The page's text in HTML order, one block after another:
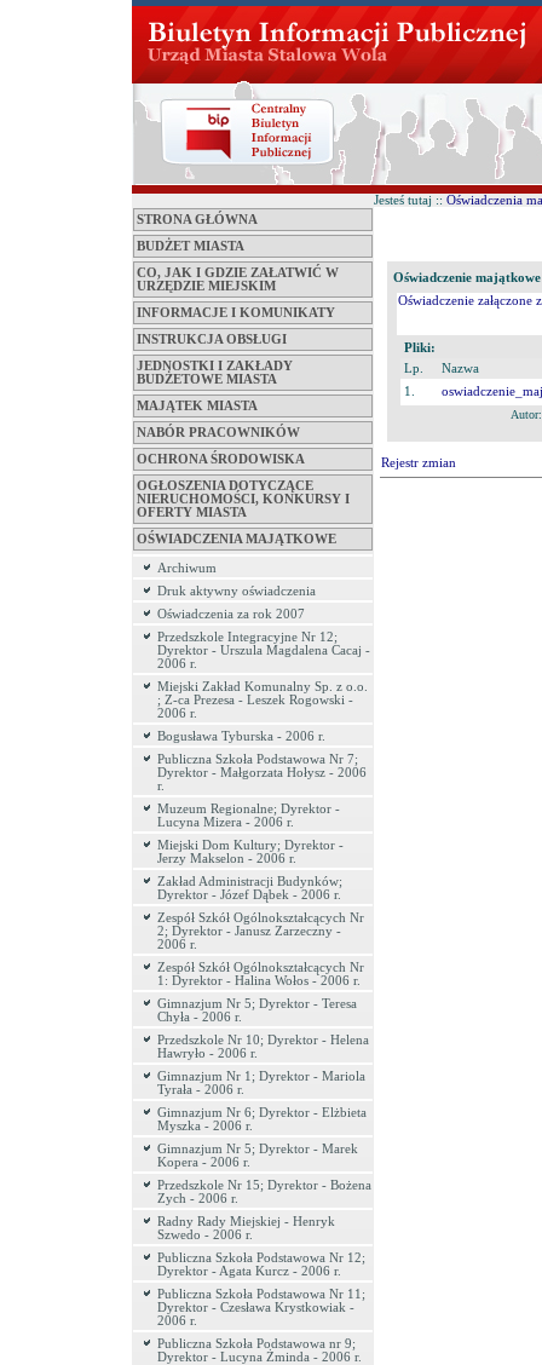
STRONA GŁÓWNA
BUDŻET MIASTA
CO, JAK I GDZIE ZAŁATWIĆ W
URZĘDZIE MIEJSKIM
INFORMACJE I KOMUNIKATY
INSTRUKCJA OBSŁUGI
JEDNOSTKI I ZAKŁADY
BUDŻETOWE MIASTA
MAJĄTEK MIASTA
NABÓR PRACOWNIKÓW
OCHRONA ŚRODOWISKA
OGŁOSZENIA DOTYCZĄCE
NIERUCHOMOŚCI, KONKURSY I
OFERTY MIASTA
OŚWIADCZENIA MAJĄTKOWE
Archiwum
Druk aktywny oświadczenia
Oświadczenia za rok 2007
Przedszkole Integracyjne Nr 12;
Dyrektor - Urszula Magdalena Cacaj -
2006 r.
Miejski Zakład Komunalny Sp. z o.o.
; Z-ca Prezesa - Leszek Rogowski -
2006 r.
Bogusława Tyburska - 2006 r.
Publiczna Szkoła Podstawowa Nr 7;
Dyrektor - Małgorzata Hołysz - 2006
r.
Muzeum Regionalne; Dyrektor -
Lucyna Mizera - 2006 r.
Miejski Dom Kultury; Dyrektor -
Jerzy Makselon - 2006 r.
Zakład Administracji Budynków;
Dyrektor - Józef Dąbek - 2006 r.
Zespół Szkół Ogólnokształcących Nr
2; Dyrektor - Janusz Zarzeczny -
2006 r.
Zespół Szkół Ogólnokształcących Nr
1: Dyrektor - Halina Wołos - 2006 r.
Gimnazjum Nr 5; Dyrektor - Teresa
Chyła - 2006 r.
Przedszkole Nr 10; Dyrektor - Helena
Hawryło - 2006 r.
Gimnazjum Nr 1; Dyrektor - Mariola
Tyrała - 2006 r.
Gimnazjum Nr 6; Dyrektor - Elżbieta
Myszka - 2006 r.
Gimnazjum Nr 5; Dyrektor - Marek
Kopera - 2006 r.
Przedszkole Nr 15; Dyrektor - Bożena
Zych - 2006 r.
Radny Rady Miejskiej - Henryk
Szwedo - 2006 r.
Publiczna Szkoła Podstawowa Nr 12;
Dyrektor - Agata Kurcz - 2006 r.
Publiczna Szkoła Podstawowa Nr 11;
Dyrektor - Czesława Krystkowiak -
2006 r.
Publiczna Szkoła Podstawowa nr 9;
Dyrektor - Lucyna Żminda - 2006 r.
Jesteś tutaj :: Oświadczenia
Oświadczenie
Oświadczenie załączone
Pliki:
Lp.
Nazwa
1.
Rejestr zmian